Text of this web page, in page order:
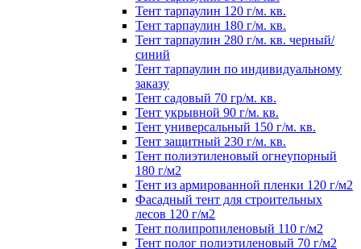
Тент тарпаулин 120 г/м. кв.
Тент тарпаулин 180 г/м. кв.
Тент тарпаулин 280 г/м. кв. черный/
синий
Тент тарпаулин по индивидуальному
заказу
Тент садовый 70 гр/м. кв.
Тент укрывной 90 г/м. кв.
Тент универсальный 150 г/м. кв.
Тент защитный 230 г/м. кв.
Тент полиэтиленовый огнеупорный
180 г/м2
Тент из армированной пленки 120 г/м2
Фасадный тент для строительных
лесов 120 г/м2
Тент полипропиленовый 110 г/м2
Тент полог полиэтиленовый 70 г/м2